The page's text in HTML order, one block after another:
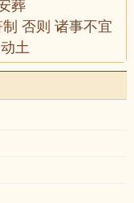
葬
制 否则 诸事不宜
土